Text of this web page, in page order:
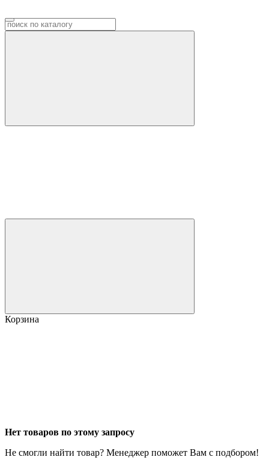
Корзина
Нет товаров по этому запросу
Не смогли найти товар? Менеджер поможет Вам с подбором!